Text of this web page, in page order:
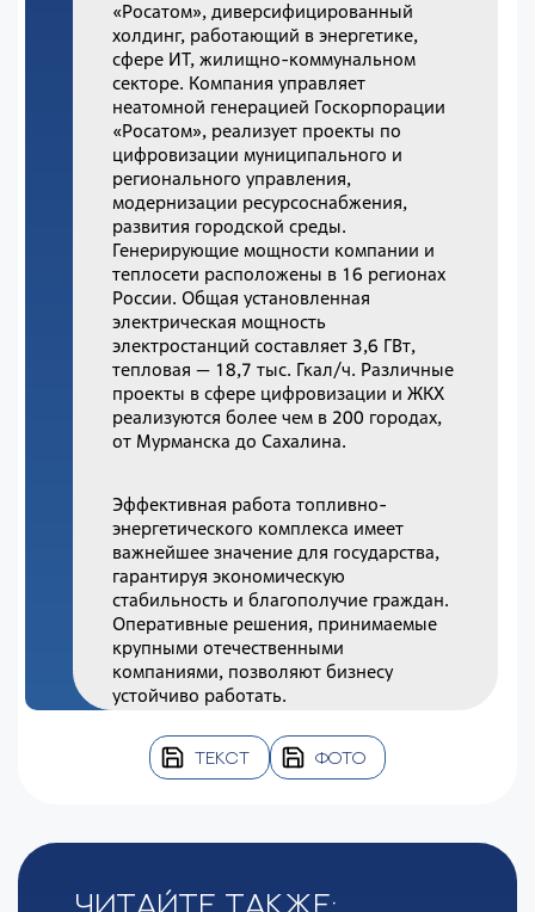
«Росатом», диверсифицированный
холдинг, работающий в энергетике,
сфере ИТ, жилищно-коммунальном
секторе. Компания управляет
неатомной генерацией Госкорпорации
«Росатом», реализует проекты по
цифровизации муниципального и
регионального управления,
модернизации ресурсоснабжения,
развития городской среды.
Генерирующие мощности компании и
теплосети расположены в 16 регионах
России. Общая установленная
электрическая мощность
электростанций составляет 3,6 ГВт,
тепловая — 18,7 тыс. Гкал/ч. Различные
проекты в сфере цифровизации и ЖКХ
реализуются более чем в 200 городах,
от Мурманска до Сахалина.
Эффективная работа топливно-
энергетического комплекса имеет
важнейшее значение для государства,
гарантируя экономическую
стабильность и благополучие граждан.
Оперативные решения, принимаемые
крупными отечественными
компаниями, позволяют бизнесу
устойчиво работать.
ТЕКСТ ФОТО
Читайте также: